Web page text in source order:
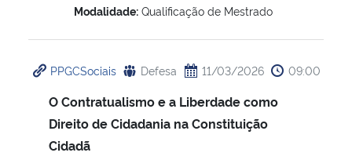
Modalidade: Qualificação de Mestrado
PPGCSociais Defesa 11/03/2026 09:00
O Contratualismo e a Liberdade como
Direito de Cidadania na Constituição
Cidadã